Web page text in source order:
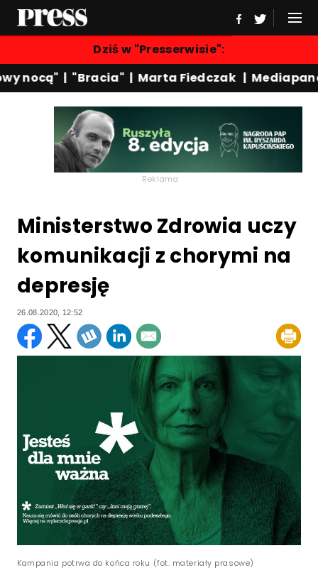
Dziś w "Presserwisie":
nocą"|"Bracia"| Marta Fiedczak|Mediapanel
Reklama
Ministerstwo Zdrowia uczy
komunikacji z chorymi na
depresję
26.08.2020, 12:52
Kampania potrwa do końca roku (fot. materiały prasowe)